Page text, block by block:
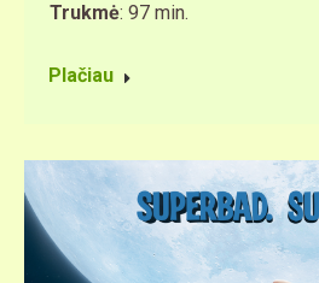
Trukmė: 97 min.
Plačiau